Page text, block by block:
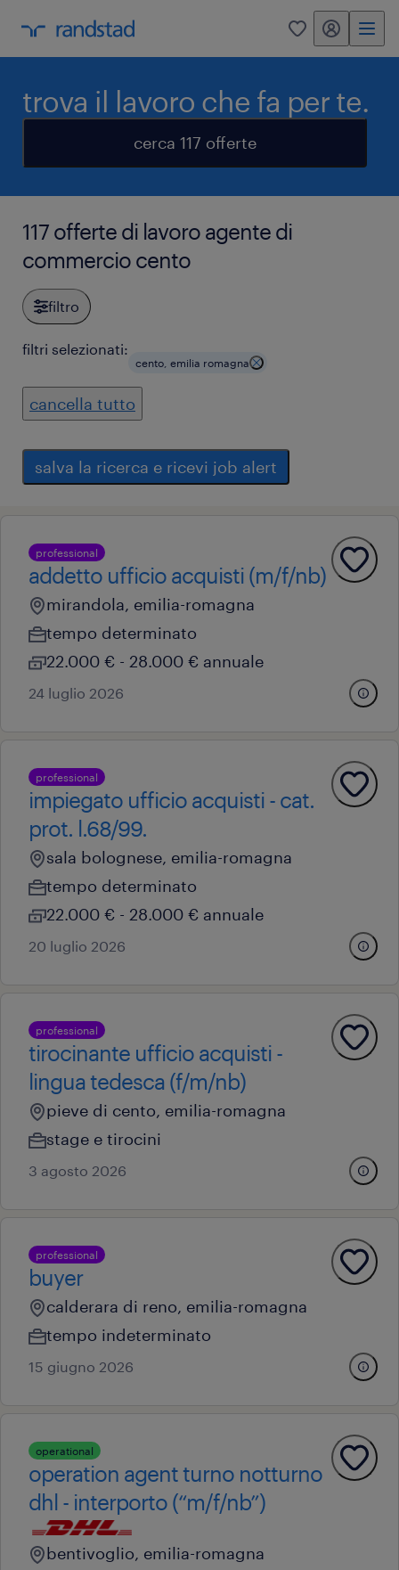
0 my randstad
trova il lavoro che fa per te.
cerca 117 offerte
117 offerte di lavoro agente di
commercio cento
filtro
filtri selezionati:
cento, emilia romagna
cancella tutto
salva la ricerca e ricevi job alert
professional
addetto ufficio acquisti (m/f/nb)
mirandola, emilia-romagna
tempo determinato
22.000 € - 28.000 € annuale
24 luglio 2026
professional
impiegato ufficio acquisti - cat.
prot. l.68/99.
sala bolognese, emilia-romagna
tempo determinato
22.000 € - 28.000 € annuale
20 luglio 2026
professional
tirocinante ufficio acquisti -
lingua tedesca (f/m/nb)
pieve di cento, emilia-romagna
stage e tirocini
3 agosto 2026
professional
buyer
calderara di reno, emilia-romagna
tempo indeterminato
15 giugno 2026
operational
operation agent turno notturno
dhl - interporto (“m/f/nb”)
bentivoglio, emilia-romagna